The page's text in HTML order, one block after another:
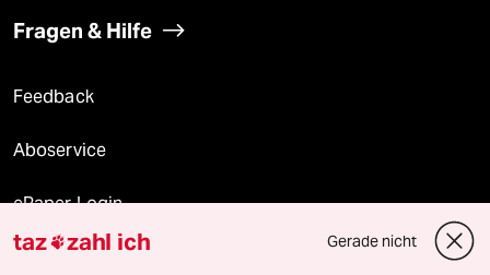
Fragen & Hilfe
Feedback
Aboservice
ePaper Login
Downloads für Abonnierende
taz zahl ich Gerade nicht